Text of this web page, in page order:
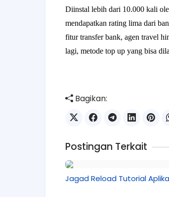
Diinstal lebih dari 10.000 kali
mendapatkan rating lima dari
fitur transfer bank, agen travel
lagi, metode top up yang bisa
Bagikan:
Postingan Terkait
Jagad Reload Tutorial